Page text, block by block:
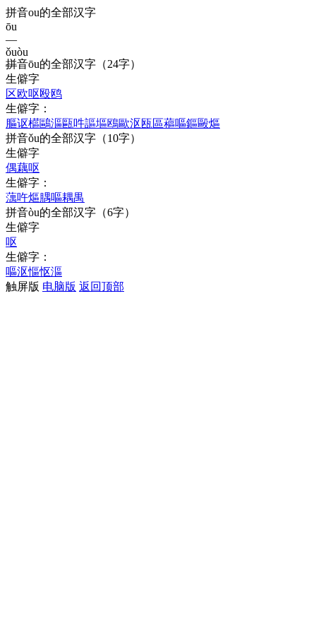
拼音ou的全部汉字
ōu
—
ǒuòu
—
拼音ōu的全部汉字 （24字）
生僻字
区欧呕殴鸥
生僻字：
膒讴櫙鷗漚甌吽謳塸鴎歐沤瓯區藲嘔鏂毆熰
拼音ǒu的全部汉字 （10字）
生僻字
偶藕呕
生僻字：
蕅吘熰腢嘔耦禺
拼音òu的全部汉字 （6字）
生僻字
呕
生僻字：
嘔沤慪怄漚
触屏版 电脑版 返回顶部